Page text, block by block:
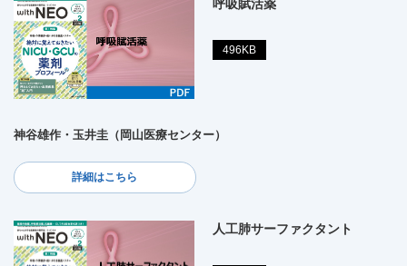
呼吸賦活薬
496KB
神谷雄作・玉井圭（岡山医療センター）
詳細はこちら
人工肺サーファクタント